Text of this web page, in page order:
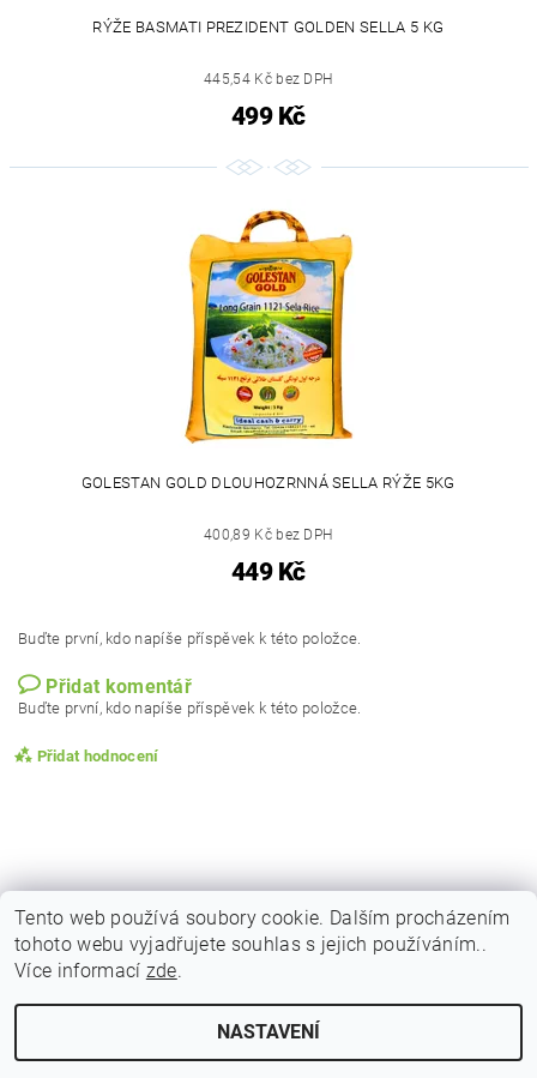
RÝŽE BASMATI PREZIDENT GOLDEN SELLA 5 KG
445,54 Kč bez DPH
499 Kč
GOLESTAN GOLD DLOUHOZRNNÁ SELLA RÝŽE 5KG
400,89 Kč bez DPH
449 Kč
Buďte první, kdo napíše příspěvek k této položce.
Přidat komentář
Buďte první, kdo napíše příspěvek k této položce.
Přidat hodnocení
Obchodní podmínky |
Reklamační podmínky
2026 © Indicky Koreni, všechna práva vyhrazenaUpravit nastavení cookies
Tento web používá soubory cookie. Dalším procházením
tohoto webu vyjadřujete souhlas s jejich používáním..
Více informací zde.
NASTAVENÍ